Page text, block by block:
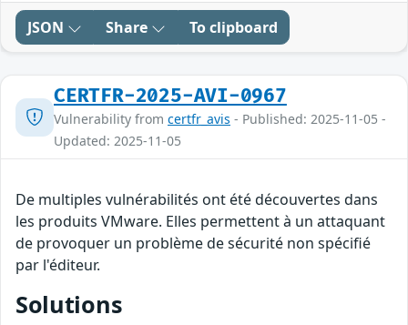
JSON Share To clipboard
CERTFR-2025-AVI-0967
Vulnerability from certfr_avis - Published: 2025-11-05 -
Updated: 2025-11-05
De multiples vulnérabilités ont été découvertes dans
les produits VMware. Elles permettent à un attaquant
de provoquer un problème de sécurité non spécifié
par l'éditeur.
Solutions